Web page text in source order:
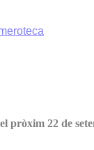
pròxim 22 de